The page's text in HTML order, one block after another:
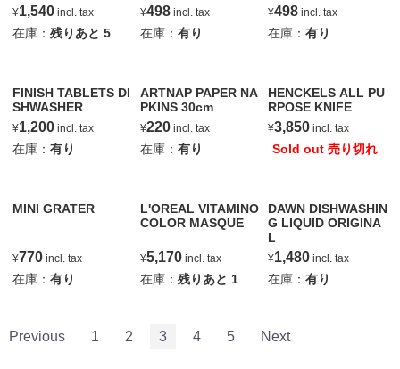
¥1,540 incl. tax
在庫：残りあと5
¥498incl. tax
在庫： 有り
¥498incl. tax
在庫： 有り
FINISH TABLETS DI
SHWASHER
¥1,200 incl. tax
在庫：有り
ARTNAP PAPER NA
PKINS 30cm
¥220incl. tax
在庫： 有り
HENCKELS ALL PU
RPOSE KNIFE
¥3,850incl. tax
Sold out 売り切れ
MINI GRATER
¥770 incl. tax
在庫：有り
L'OREAL VITAMINO
COLOR MASQUE
¥5,170incl. tax
在庫： 残りあと 1
DAWN DISHWASHIN
G LIQUID ORIGINA
L
¥1,480incl. tax
在庫： 有り
Previous 1 2 3 4 5 Next